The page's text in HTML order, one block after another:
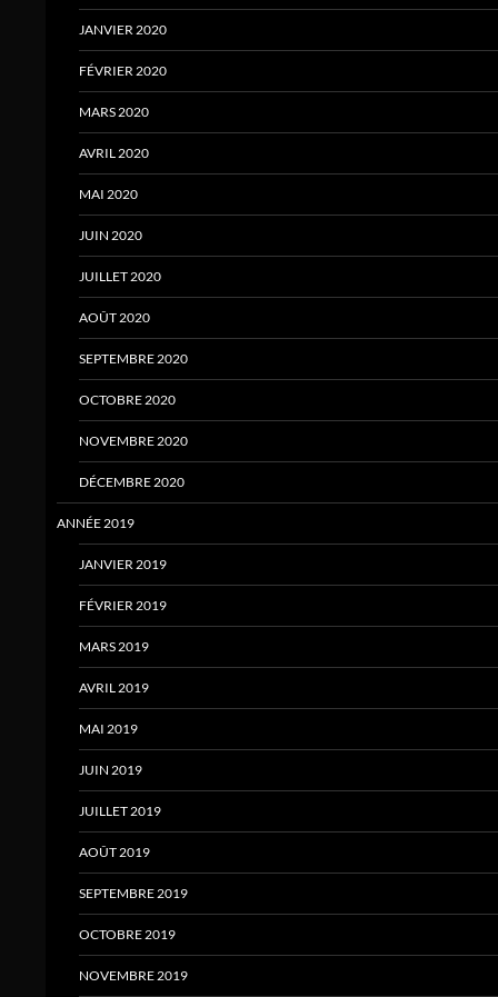
JANVIER 2020
FÉVRIER 2020
MARS 2020
AVRIL 2020
MAI 2020
JUIN 2020
JUILLET 2020
AOÛT 2020
SEPTEMBRE 2020
OCTOBRE 2020
NOVEMBRE 2020
DÉCEMBRE 2020
ANNÉE 2019
JANVIER 2019
FÉVRIER 2019
MARS 2019
AVRIL 2019
MAI 2019
JUIN 2019
JUILLET 2019
AOÛT 2019
SEPTEMBRE 2019
OCTOBRE 2019
NOVEMBRE 2019